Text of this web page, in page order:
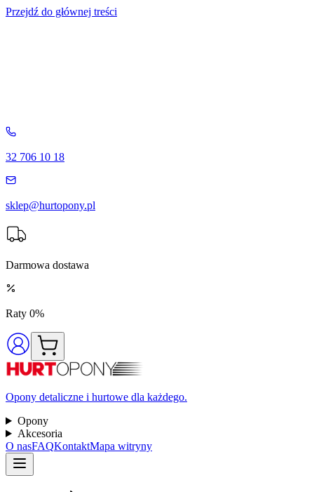
Przejdź do głównej treści
32 706 10 18
sklep@hurtopony.pl
Darmowa dostawa
Raty 0%
Opony detaliczne i hurtowe dla każdego.
Opony
Akcesoria
O nasFAQKontaktMapa witryny